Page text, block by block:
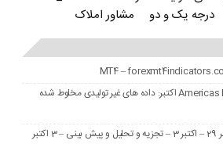
درجه یک و دو
مشاور املاک
سرمایه گذاری Americas FX News 3 اکتبر: داده های غیر تولیدی مخلوط شده
ساعت کالاها – هفته سپتامبر 29 – اکتبر 3 – تجزیه و تحلیل و پیش بینی – 3 اکتبر